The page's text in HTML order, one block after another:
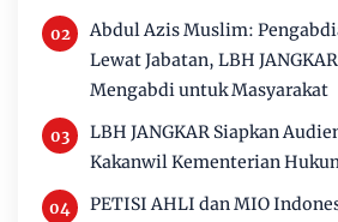
Abdul Azis Muslim:
Lewat Jabatan, LBH
Mengabdi untuk Masyarakat
LBH JANGKAR Siapkan
Kakanwil Kementerian
PETISI AHLI dan MIO